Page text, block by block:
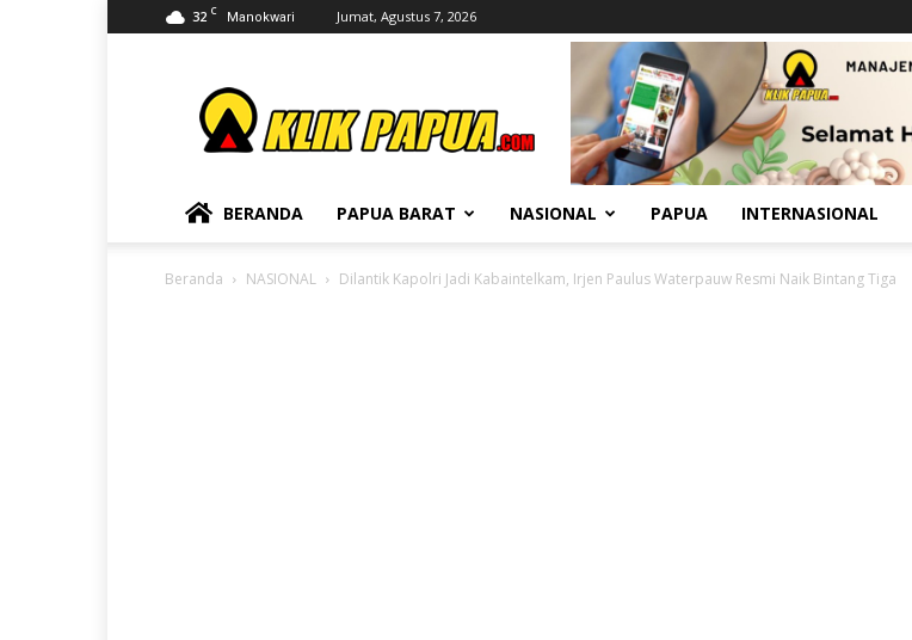
32 C Manokwari Jumat, Agustus 7, 2026
BERANDA PAPUA BARAT NASIONAL PAPUA INTERNASIONAL
Beranda NASIONAL Dilantik Kapolri Jadi Kabaintelkam, Irjen Paulus Waterpauw Resmi Naik Bintang Tiga